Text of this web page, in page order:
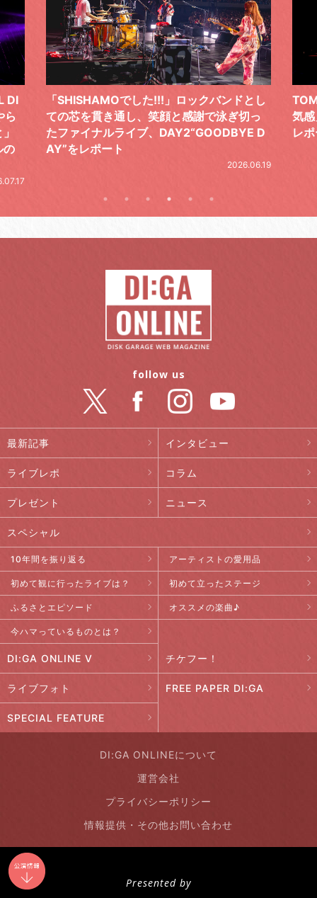
し
っ
D
TOMOO、３台の鍵盤で「6月から7月の空
気感」を鮮やかに描いた、FC限定ライブを
レポート
筋
の
と
最新記事 インタビュー
ライブレポ コラム
プレゼント ニュース
スペシャル
10年間を振り返る アーティストの愛用品
初めて観に行ったライブは？ 初めて立ったステージ
ふるさとエピソード オススメの楽曲♪
今ハマっているものとは？
DI:GA ONLINE V チケフー！
ライブフォト FREE PAPER DI:GA
SPECIAL FEATURE
follow us
DI:GA ONLINEについて
運営会社
プライバシーポリシー
情報提供・その他お問い合わせ
Presented by